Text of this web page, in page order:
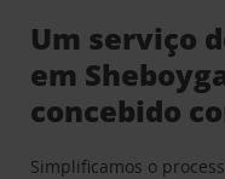
Um serviço
em
concebido
Simplificamos o